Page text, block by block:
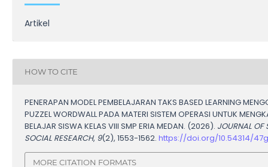
Artikel
HOW TO CITE
PENERAPAN MODEL PEMBELAJARAN TAKS BASED LEARNING
PUZZEL WORDWALL PADA MATERI SISTEM OPERASI UNTUK
BELAJAR SISWA KELAS VIII SMP ERIA MEDAN. (2026). JOURNAL OF
SOCIAL RESEARCH, 9(2), 1553-1562. https://doi.org/10.54314/
MORE CITATION FORMATS